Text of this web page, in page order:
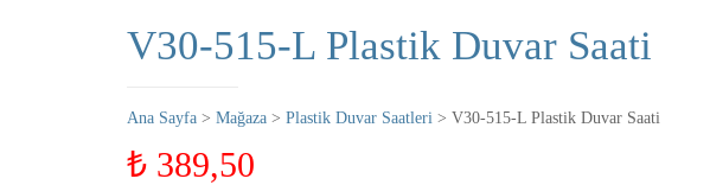
V30-515-L Plastik Duvar Saati
Ana Sayfa > Mağaza > Plastik Duvar Saatleri > V30-515-L Plastik Duvar Saati
₺ 389,50